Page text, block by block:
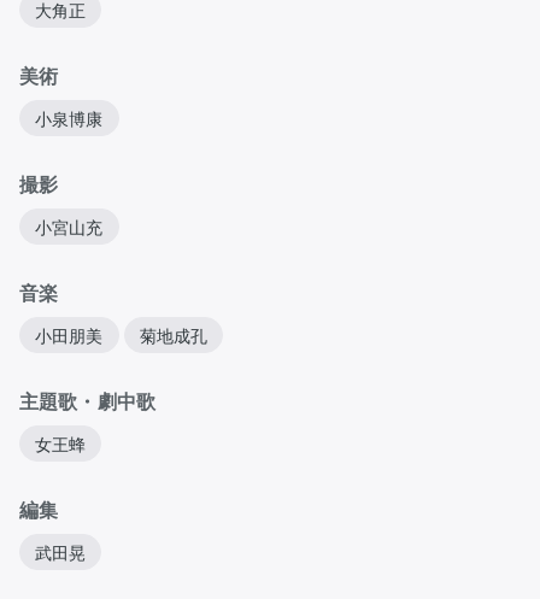
大角正
美術
小泉博康
撮影
小宮山充
音楽
小田朋美 菊地成孔
主題歌・劇中歌
女王蜂
編集
武田晃